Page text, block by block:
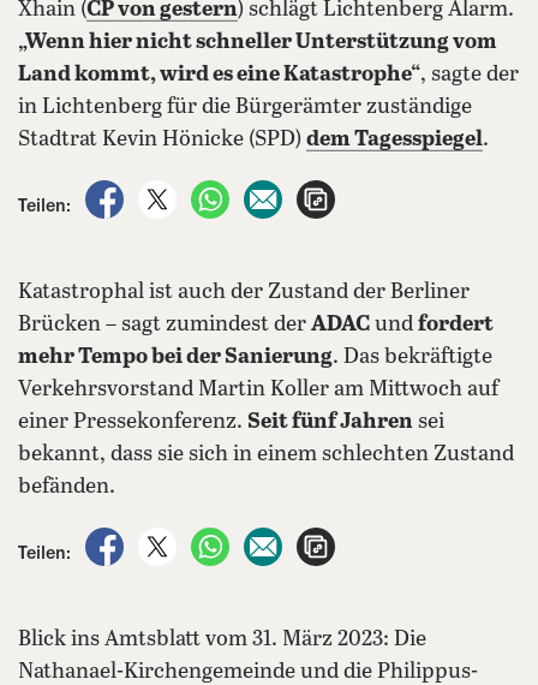
Xhain (CP von gestern) schlägt Lichtenberg Alarm.
„Wenn hier nicht schneller Unterstützung vom
Land kommt, wird es eine Katastrophe“, sagte der
in Lichtenberg für die Bürgerämter zuständige
Stadtrat Kevin Hönicke (SPD) dem Tagesspiegel.
Teilen:
auf Facebook teilen
auf X teilenper WhatsApp teilen
per E-Mail teilen
Katastrophal ist auch der Zustand der Berliner
Brücken – sagt zumindest der ADAC und fordert
mehr Tempo bei der Sanierung. Das bekräftigte
Verkehrsvorstand Martin Koller am Mittwoch auf
einer Pressekonferenz. Seit fünf Jahren sei
bekannt, dass sie sich in einem schlechten Zustand
befänden.
Teilen:
auf Facebook teilen
auf X teilenper WhatsApp teilen
per E-Mail teilen
Blick ins Amtsblatt vom 31. März 2023: Die
Nathanael-Kirchengemeinde und die Philippus-